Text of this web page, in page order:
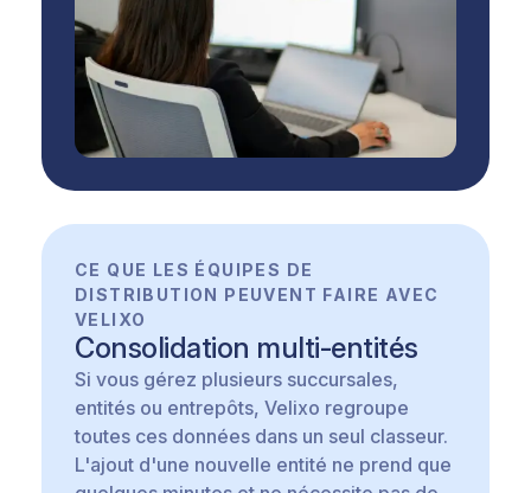
CE QUE LES ÉQUIPES DE
DISTRIBUTION PEUVENT FAIRE AVEC
VELIXO
Consolidation multi-entités
Si vous gérez plusieurs succursales,
entités ou entrepôts, Velixo regroupe
toutes ces données dans un seul classeur.
L'ajout d'une nouvelle entité ne prend que